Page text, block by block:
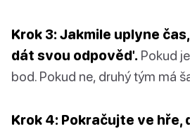
Krok 3: Jakmile uplyne
dát svou odpověď. Pokud
bod. Pokud ne, druhý tým má
Krok 4: Pokračujte ve hře,